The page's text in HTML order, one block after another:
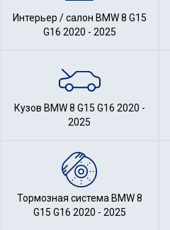
Интерьер / салон BMW 8 G15
G16 2020 - 2025
Кузов BMW 8 G15 G16 2020 -
2025
Тормозная система BMW 8
G15 G16 2020 - 2025